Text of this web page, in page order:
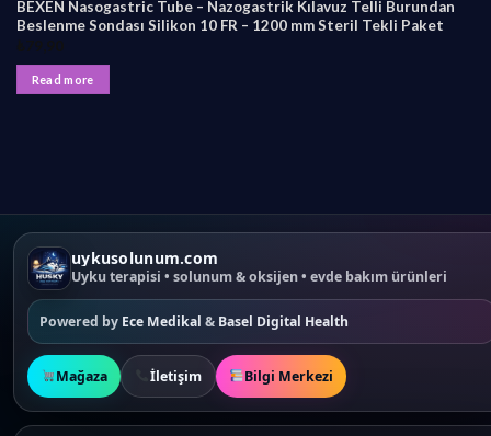
BEXEN Nasogastric Tube – Nazogastrik Kılavuz Telli Burundan
Beslenme Sondası Silikon 10 FR – 1200 mm Steril Tekli Paket
Read more
uykusolunum.com
Uyku terapisi • solunum & oksijen • evde bakım ürünleri
Powered by Ece Medikal & Basel Digital Health
Mağaza İletişim Bilgi Merkezi